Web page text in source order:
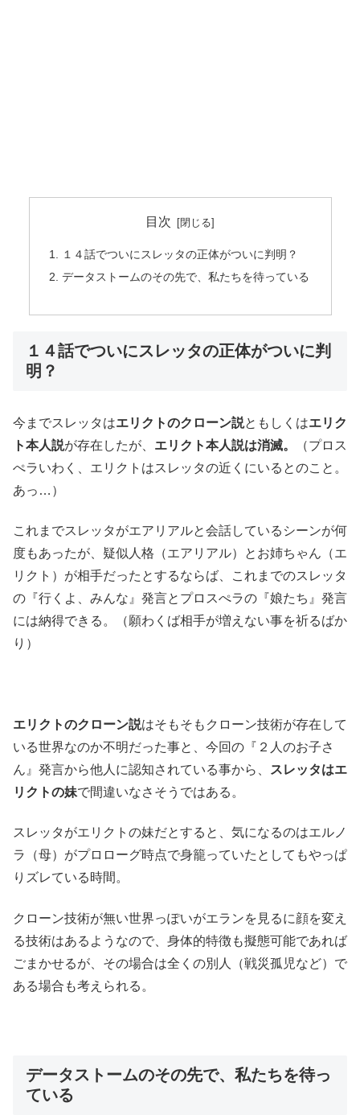
目次
１４話でついにスレッタの正体がついに判明？
データストームのその先で、私たちを待っている
１４話でついにスレッタの正体がついに判
明？
今までスレッタはエリクトのクローン説ともしくはエリク
ト本人説が存在したが、 エリクト本人説は消滅。
（プロス
ぺラいわく、エリクトはスレッタの近くにいるとのこと。
あっ…）
これまでスレッタがエアリアルと会話しているシーンが何
度もあったが、疑似人格（エアリアル）とお姉ちゃん（エ
リクト）が相手だったとするならば、これまでのスレッタ
の『行くよ、みんな』発言とプロスぺラの『娘たち』発言
には納得できる。（願わくば相手が増えない事を祈るばか
り）
エリクトのクローン説はそもそもクローン技術が存在して
いる世界なのか不明だった事と、今回の『２人のお子さ
ん』発言から他人に認知されている事から、
スレッタはエ
リクトの妹で間違いなさそうではある。
スレッタがエリクトの妹だとすると、気になるのはエルノ
ラ（母）がプロローグ時点で身籠っていたとしてもやっぱ
りズレている時間。
クローン技術が無い世界っぽいがエランを見るに顔を変え
る技術はあるようなので、身体的特徴も擬態可能であれば
ごまかせるが、その場合は全くの別人（戦災孤児など）で
ある場合も考えられる。
データストームのその先で、私たちを待っ
ている